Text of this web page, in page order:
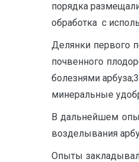
порядка
обработка с
Делянки первого
почвенного
болезнями
минеральные
В дальнейшем
возделывания
Опыты